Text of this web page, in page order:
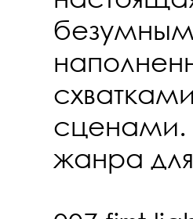
жанра для